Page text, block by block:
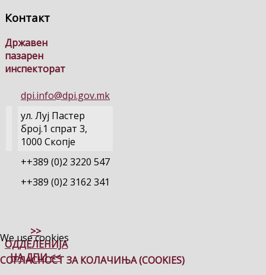
Контакт
Државен
пазарен
инспекторат
dpi.info@dpi.gov.mk
ул. Луј Пастер
број.1 спрат 3,
1000 Скопје
++389 (0)2 3220 547
++389 (0)2 3162 341
>>
ОДДЕЛЕНИЈА
НА ДПИ <<
We use cookies
СОГЛАСНОСТ ЗА КОЛАЧИЊА (COOKIES)